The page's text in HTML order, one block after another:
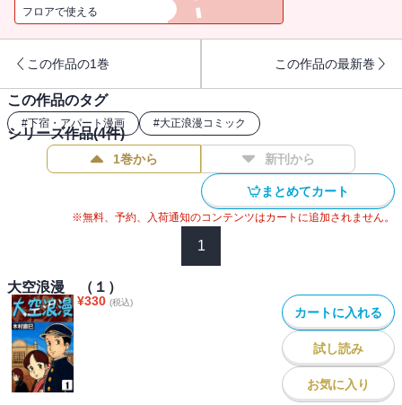
フロアで使える
この作品の1巻 この作品の最新巻
この作品のタグ
#下宿・アパート漫画 #大正浪漫コミック
シリーズ作品(4件)
1巻から 新刊から
まとめてカート
※無料、予約、入荷通知のコンテンツはカートに追加されません。
1
大空浪漫 （１）
¥330 (税込)
カートに入れる
試し読み
お気に入り